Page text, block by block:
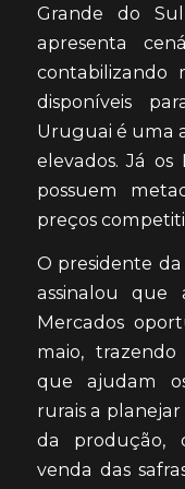
Grande do
apresenta
contabilizando
disponíveis
Uruguai é uma
elevados. Já os
possuem
preços
O presidente da
assinalou
Mercados
maio, trazendo
que ajudam
rurais a
da produção,
venda das